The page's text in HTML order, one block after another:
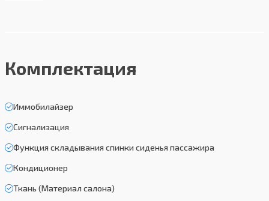
Комплектация
Иммобилайзер
Сигнализация
Функция складывания спинки сиденья пассажира
Кондиционер
Ткань (Материал салона)